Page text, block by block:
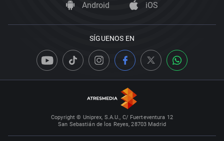
Android iOS
SÍGUENOS EN
Copyright © Uniprex, S.A.U., C/ Fuerteventura 12
San Sebastián de los Reyes, 28703 Madrid